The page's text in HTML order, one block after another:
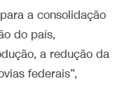
a consolidação
do país,
a redução da
federais”,